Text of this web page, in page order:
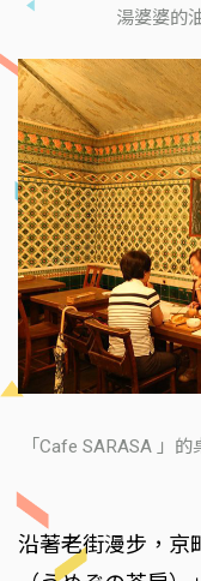
湯婆婆的
「Cafe SARASA 」
沿著老街漫步，京